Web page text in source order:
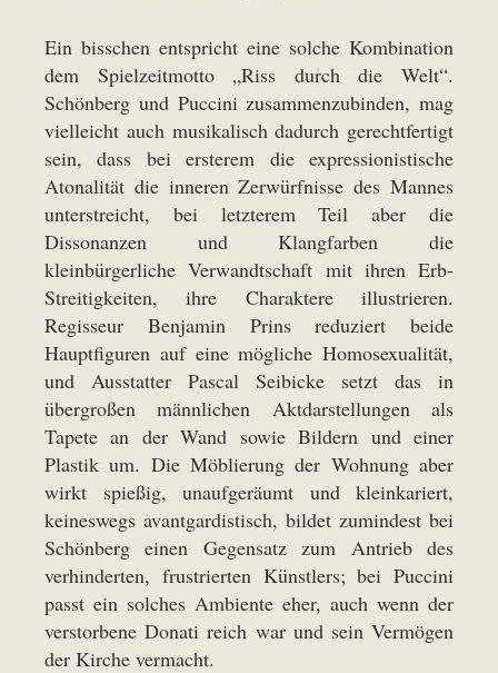
Ein bisschen entspricht eine solche Kombination
dem Spielzeitmotto „Riss durch die Welt“.
Schönberg und Puccini zusammenzubinden, mag
vielleicht auch musikalisch dadurch gerechtfertigt
sein, dass bei ersterem die expressionistische
Atonalität die inneren Zerwürfnisse des Mannes
unterstreicht, bei letzterem Teil aber die
Dissonanzen und Klangfarben die
kleinbürgerliche Verwandtschaft mit ihren Erb-
Streitigkeiten, ihre Charaktere illustrieren.
Regisseur Benjamin Prins reduziert beide
Hauptfiguren auf eine mögliche Homosexualität,
und Ausstatter Pascal Seibicke setzt das in
übergroßen männlichen Aktdarstellungen als
Tapete an der Wand sowie Bildern und einer
Plastik um. Die Möblierung der Wohnung aber
wirkt spießig, unaufgeräumt und kleinkariert,
keineswegs avantgardistisch, bildet zumindest bei
Schönberg einen Gegensatz zum Antrieb des
verhinderten, frustrierten Künstlers; bei Puccini
passt ein solches Ambiente eher, auch wenn der
verstorbene Donati reich war und sein Vermögen
der Kirche vermacht.